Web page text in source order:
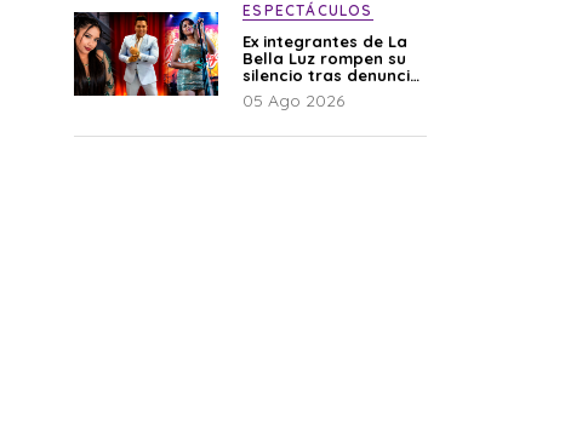
ESPECTÁCULOS
Ex integrantes de La
Bella Luz rompen su
silencio tras denuncia
de Naldy: “Todo el
mundo lo sabía”
05 Ago 2026